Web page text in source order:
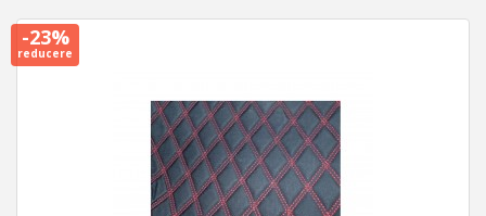
-23%
reducere